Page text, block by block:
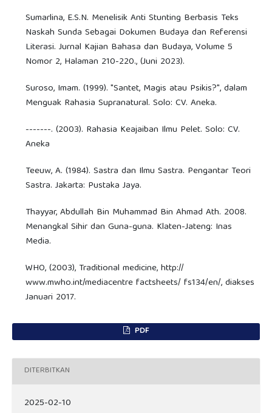
Sumarlina, E.S.N. Menelisik Anti Stunting Berbasis Teks
Naskah Sunda Sebagai Dokumen Budaya dan Referensi
Literasi. Jurnal Kajian Bahasa dan Budaya, Volume 5
Nomor 2, Halaman 210-220., (Juni 2023).
Suroso, Imam. (1999). "Santet, Magis atau Psikis?", dalam
Menguak Rahasia Supranatural. Solo: CV. Aneka.
-------. (2003). Rahasia Keajaiban Ilmu Pelet. Solo: CV.
Aneka
Teeuw, A. (1984). Sastra dan Ilmu Sastra. Pengantar Teori
Sastra. Jakarta: Pustaka Jaya.
Thayyar, Abdullah Bin Muhammad Bin Ahmad Ath. 2008.
Menangkal Sihir dan Guna-guna. Klaten-Jateng: Inas
Media.
WHO, (2003), Traditional medicine, http://
www.mwho.int/mediacentre factsheets/ fs134/en/, diakses
Januari 2017.
PDF
DITERBITKAN
2025-02-10